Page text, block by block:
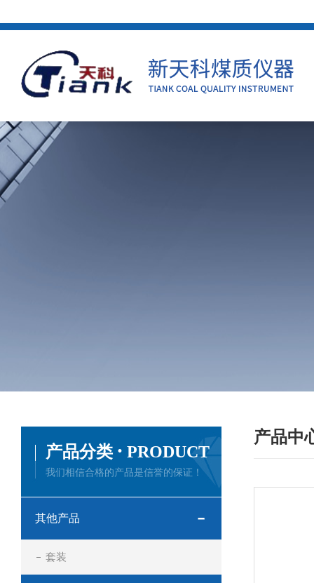
产品中
产品分类 · PRODUCT
我们相信合格的产品是信誉的保证！
其他产品
套装